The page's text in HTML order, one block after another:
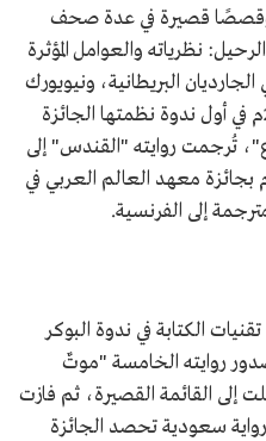
قصيرة في عدة صحف
نظرياته والعوامل المؤثرة
نشر في الجارديان البريطانية، ونيويورك
تايمز الأمريكية، وشارك عام 2009م في أول ندوة نظمتها الجائزة
تُرجمت روايته "القندس" إلى
الفرنسية، وفازت عام 2015م بجائزة معهد العالم العربي في
إلى الفرنسية.
الكتابة في ندوة البوكر
2016م، وبعد صدور روايته الخامسة "موتٌ
القائمة القصيرة، ثم فازت
ثالث رواية سعودية تحصد الجائزة